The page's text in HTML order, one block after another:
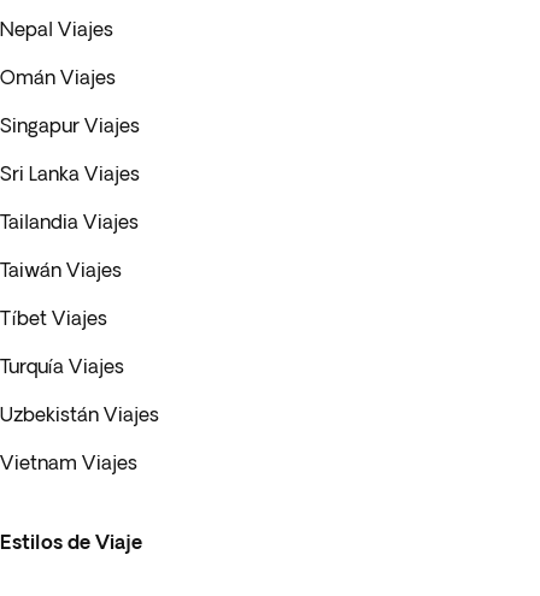
Nepal Viajes
Omán Viajes
Singapur Viajes
Sri Lanka Viajes
Tailandia Viajes
Taiwán Viajes
Tíbet Viajes
Turquía Viajes
Uzbekistán Viajes
Vietnam Viajes
Estilos de Viaje